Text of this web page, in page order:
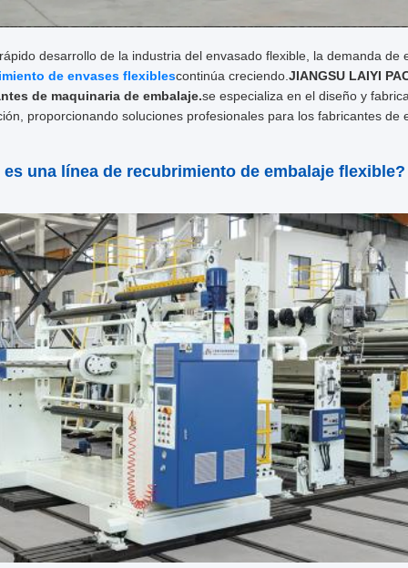
desarrollo de la industria del envasado flexible, la demanda de
de envases flexiblescontinúa creciendo. JIANGSU LAIYI
de maquinaria de embalaje.se especializa en el diseño y
proporcionando soluciones profesionales para los fabricantes de
es una línea de recubrimiento de embalaje flexible?